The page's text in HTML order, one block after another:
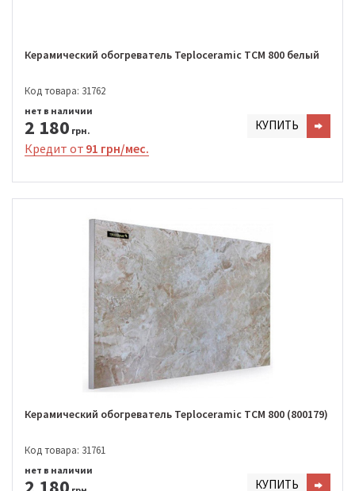
Керамический обогреватель Teploceramic TCM 800 белый
Код товара: 31762
2 180 грн.
нет в наличии
КУПИТЬ
Кредит от 91 грн/мес.
Керамический обогреватель Teploceramic TCM 800 (800179)
Код товара: 31761
нет в наличии
КУПИТЬ